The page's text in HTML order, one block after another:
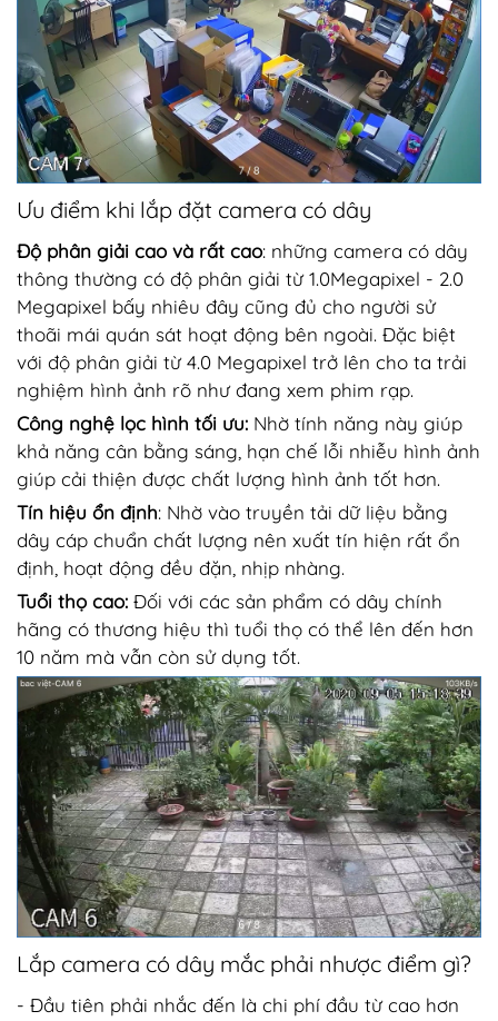
Ưu điểm khi lắp đặt camera có dây
Độ phân giải cao và rất cao: những camera có dây
thông thường có độ phân giải từ 1.0Megapixel - 2.0
Megapixel bấy nhiêu đây cũng đủ cho người sử
thoãi mái quán sát hoạt động bên ngoài. Đặc biệt
với độ phân giải từ 4.0 Megapixel trở lên cho ta trải
nghiệm hình ảnh rõ như đang xem phim rạp.
Công nghệ lọc hình tối ưu: Nhờ tính năng này giúp
khả năng cân bằng sáng, hạn chế lỗi nhiễu hình ảnh
giúp cải thiện được chất lượng hình ảnh tốt hơn.
Tín hiệu ổn định: Nhờ vào truyền tải dữ liệu bằng
dây cáp chuẩn chất lượng nên xuất tín hiện rất ổn
định, hoạt động đều đặn, nhịp nhàng.
Tuổi thọ cao: Đối với các sản phẩm có dây chính
hãng có thương hiệu thì tuổi thọ có thể lên đến hơn
10 năm mà vẫn còn sử dụng tốt.
Lắp camera có dây mắc phải nhược điểm gì?
- Đầu tiên phải nhắc đến là chi phí đầu từ cao hơn